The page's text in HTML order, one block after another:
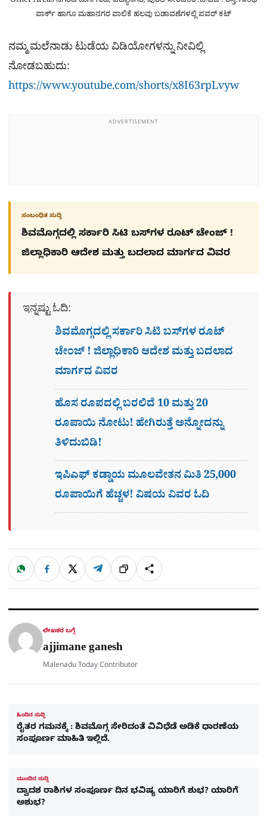
ಪಾರ್ಕ್ ಹಾಗೂ ಮಹಾನಗರ ಪಾಲಿಕೆ ಹಲವು ಬಡಾವಣೆಗಳಲ್ಲಿ ಪವರ್ ಕಟ್
ನಮ್ಮ ಮಲೆನಾಡು ಟುಡೆಯ ವಿಡಿಯೋಗಳನ್ನು ನೀವಿಲ್ಲಿ
ನೋಡಬಹುದು:
https://www.youtube.com/shorts/x8I63rpLvyw
ADVERTISEMENT
ಸಂಬಂಧಿತ ಸುದ್ದಿ
ಶಿವಮೊಗ್ಗದಲ್ಲಿ ಸರ್ಕಾರಿ ಸಿಟಿ ಬಸ್​ಗಳ ರೂಟ್ ಚೇಂಜ್ !
ಜಿಲ್ಲಾಧಿಕಾರಿ ಆದೇಶ ಮತ್ತು ಬದಲಾದ ಮಾರ್ಗದ ವಿವರ
ಇನ್ನಷ್ಟು ಓದಿ:
ಶಿವಮೊಗ್ಗದಲ್ಲಿ ಸರ್ಕಾರಿ ಸಿಟಿ ಬಸ್​ಗಳ ರೂಟ್
ಚೇಂಜ್ ! ಜಿಲ್ಲಾಧಿಕಾರಿ ಆದೇಶ ಮತ್ತು ಬದಲಾದ
ಮಾರ್ಗದ ವಿವರ
ಹೊಸ ರೂಪದಲ್ಲಿ ಬರಲಿದೆ 10 ಮತ್ತು 20
ರೂಪಾಯಿ ನೋಟು! ಹೇಗಿರುತ್ತೆ ಅನ್ನೋದನ್ನು
ತಿಳಿದುಬಿಡಿ!
ಇಪಿಎಫ್ ಕಡ್ಡಾಯ ಮೂಲವೇತನ ಮಿತಿ 25,000
ರೂಪಾಯಿಗೆ ಹೆಚ್ಚಳ! ವಿಷಯ ವಿವರ ಓದಿ
ಹಂಚಿಕೊಳ್ಳಿ
W
a
t
p
F
c
e
o
X T
l
e
a
ಲಿಂ
ಕ್
S
h
a
ಲೇಖಕರ ಬಗ್ಗೆ
ajjimane ganesh
Malenadu Today Contributor
ಹಿಂದಿನ ಸುದ್ದಿ
ರೈತರ ಗಮನಕ್ಕೆ : ಶಿವಮೊಗ್ಗ ಸೇರಿದಂತೆ ವಿವಿಧೆಡೆ ಅಡಿಕೆ ಧಾರಣೆಯ
ಸಂಪೂರ್ಣ ಮಾಹಿತಿ ಇಲ್ಲಿದೆ.
ಮುಂದಿನ ಸುದ್ದಿ
ದ್ವಾದಶ ರಾಶಿಗಳ ಸಂಪೂರ್ಣ ದಿನ ಭವಿಷ್ಯ ಯಾರಿಗೆ ಶುಭ? ಯಾರಿಗೆ
ಅಶುಭ?